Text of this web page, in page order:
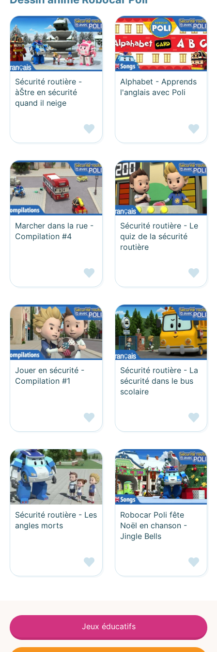
Sécurité routière -
àŠtre en sécurité
quand il neige
Alphabet - Apprends
l'anglais avec Poli
Marcher dans la rue -
Compilation #4
Sécurité routière - Le
quiz de la sécurité
routière
Jouer en sécurité -
Compilation #1
Sécurité routière - La
sécurité dans le bus
scolaire
Sécurité routière - Les
angles morts
Robocar Poli fête
Noël en chanson -
Jingle Bells
Jeux éducatifs